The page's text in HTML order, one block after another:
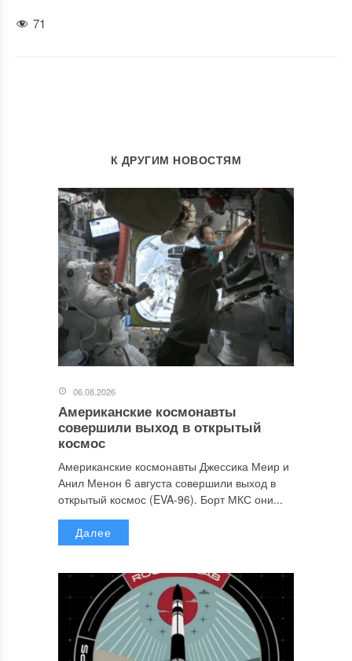
71
К ДРУГИМ НОВОСТЯМ
06.08.2026
Американские космонавты
совершили выход в открытый
космос
Американские космонавты Джессика Меир и
Анил Менон 6 августа совершили выход в
открытый космос (EVA-96). Борт МКС они...
Далее